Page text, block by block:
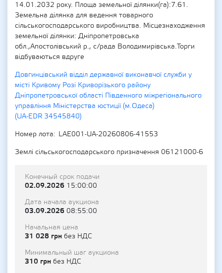
14.01.2032 року. Площа земельної ділянки(га):7.61.
Земельна ділянка для ведення товарного
сільськогосподарського виробництва. Місцезнаходження
земельної ділянки: Дніпропетровська
обл.,Апостолівський р., с/рада Володимирівська.Торги
відбуваються вдруге
Довгинцівський відділ державної виконавчої служби у
місті Кривому Розі Криворізького району
Дніпропетровської області Південного міжрегіонального
управління Міністерства юстиції (м.Одеса)
(UA-EDR 34545840)
Номер лота
LAE001-UA-20260806-41553
Землі сільськогосподарського призначення 06121000-6
Конечный срок подачи
02.09.2026 15:00:00
Дата начала аукциона
03.09.2026 08:55:00
Начальная цена
31 028 грн без НДС
Минимальный шаг аукциона
310 грн без НДС